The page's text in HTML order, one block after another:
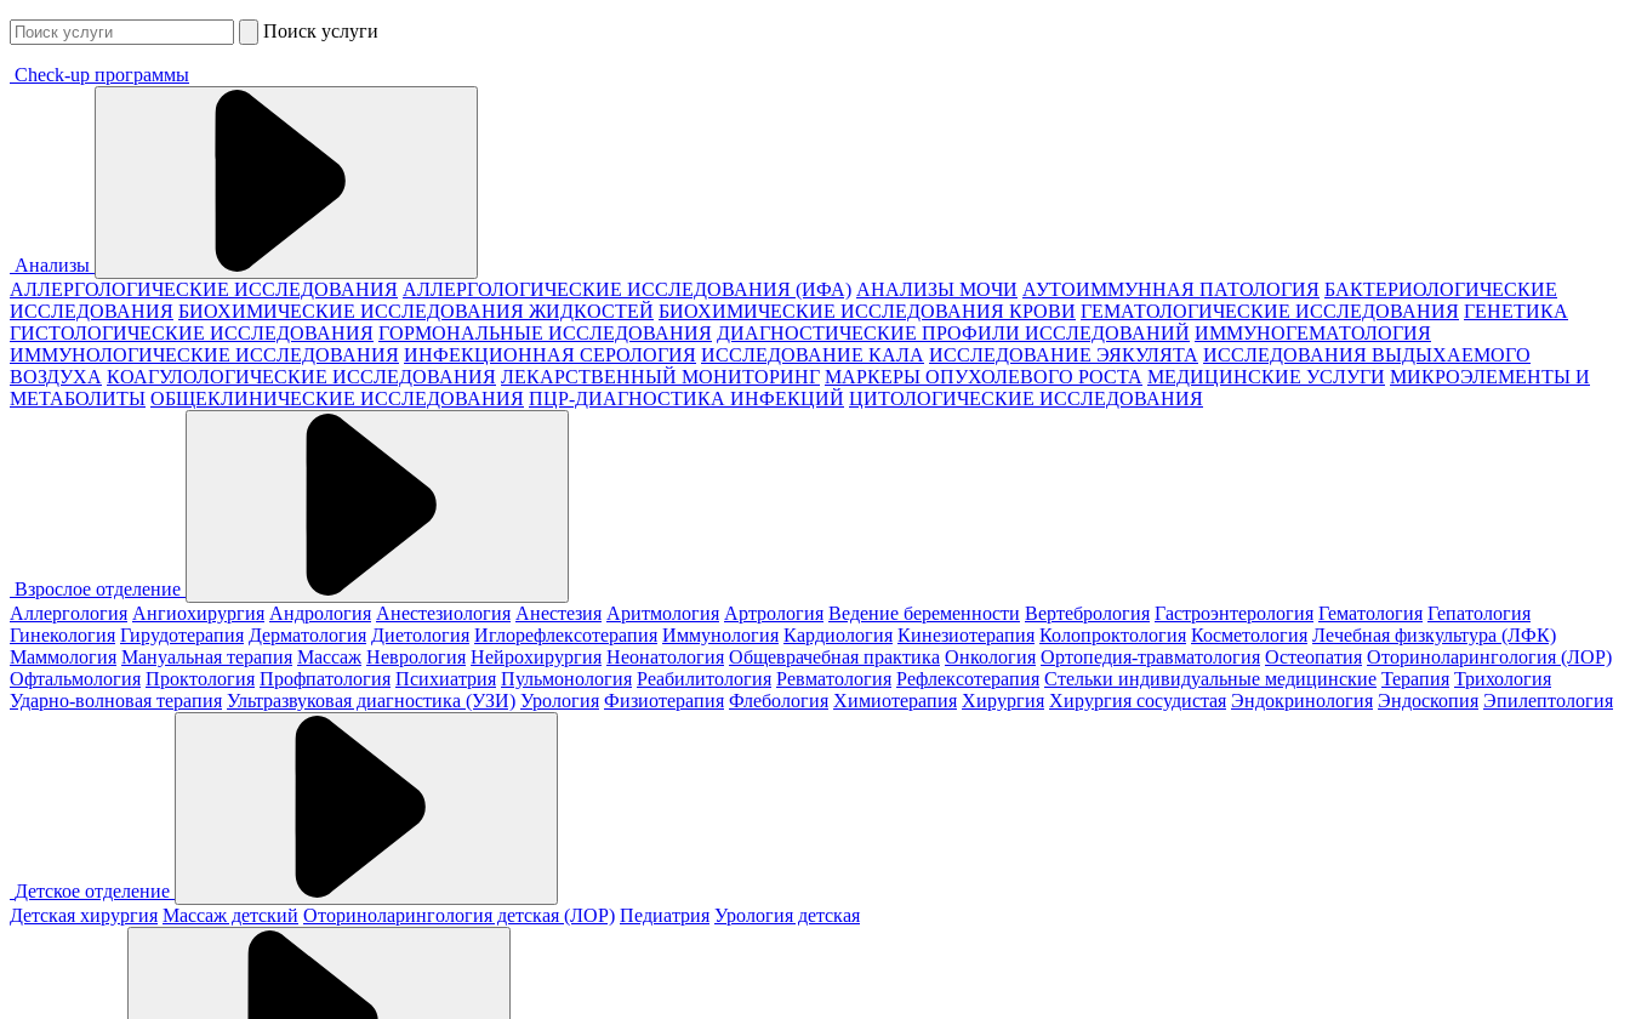
Поиск услуги
Check-up программы
Анализы
АЛЛЕРГОЛОГИЧЕСКИЕ ИССЛЕДОВАНИЯ АЛЛЕРГОЛОГИЧЕСКИЕ ИССЛЕДОВАНИЯ (ИФА) АНАЛИЗЫ МОЧИ АУТОИММУННАЯ ПАТОЛОГИЯ БАКТЕРИОЛОГИЧЕСКИЕ
ИССЛЕДОВАНИЯ БИОХИМИЧЕСКИЕ ИССЛЕДОВАНИЯ ЖИДКОСТЕЙ БИОХИМИЧЕСКИЕ ИССЛЕДОВАНИЯ КРОВИ ГЕМАТОЛОГИЧЕСКИЕ ИССЛЕДОВАНИЯ ГЕНЕТИКА
ГИСТОЛОГИЧЕСКИЕ ИССЛЕДОВАНИЯ ГОРМОНАЛЬНЫЕ ИССЛЕДОВАНИЯ ДИАГНОСТИЧЕСКИЕ ПРОФИЛИ ИССЛЕДОВАНИЙ ИММУНОГЕМАТОЛОГИЯ
ИММУНОЛОГИЧЕСКИЕ ИССЛЕДОВАНИЯ ИНФЕКЦИОННАЯ СЕРОЛОГИЯ ИССЛЕДОВАНИЕ КАЛА ИССЛЕДОВАНИЕ ЭЯКУЛЯТА ИССЛЕДОВАНИЯ ВЫДЫХАЕМОГО
ВОЗДУХА КОАГУЛОЛОГИЧЕСКИЕ ИССЛЕДОВАНИЯ ЛЕКАРСТВЕННЫЙ МОНИТОРИНГ МАРКЕРЫ ОПУХОЛЕВОГО РОСТА МЕДИЦИНСКИЕ УСЛУГИ МИКРОЭЛЕМЕНТЫ И
МЕТАБОЛИТЫ ОБЩЕКЛИНИЧЕСКИЕ ИССЛЕДОВАНИЯ ПЦР-ДИАГНОСТИКА ИНФЕКЦИЙ ЦИТОЛОГИЧЕСКИЕ ИССЛЕДОВАНИЯ
Взрослое отделение
Аллергология Ангиохирургия Андрология Анестезиология Анестезия Аритмология Артрология Ведение беременности Вертебрология Гастроэнтерология Гематология Гепатология
Гинекология Гирудотерапия Дерматология Диетология Иглорефлексотерапия Иммунология Кардиология Кинезиотерапия Колопроктология Косметология Лечебная физкультура (ЛФК)
Маммология Мануальная терапия Массаж Неврология Нейрохирургия Неонатология Общеврачебная практика Онкология Ортопедия-травматология Остеопатия Оториноларингология (ЛОР)
Офтальмология Проктология Профпатология Психиатрия Пульмонология Реабилитология Ревматология Рефлексотерапия Стельки индивидуальные медицинские Терапия Трихология
Ударно-волновая терапия Ультразвуковая диагностика (УЗИ) Урология Физиотерапия Флебология Химиотерапия Хирургия Хирургия сосудистая Эндокринология Эндоскопия Эпилептология
Детское отделение
Детская хирургия Массаж детский Оториноларингология детская (ЛОР) Педиатрия Урология детская